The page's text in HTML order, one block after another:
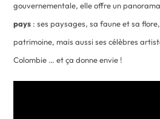
gouvernementale, elle offre un
pays : ses paysages, sa faune et sa
patrimoine, mais aussi ses célèbres
Colombie … et ça donne envie !